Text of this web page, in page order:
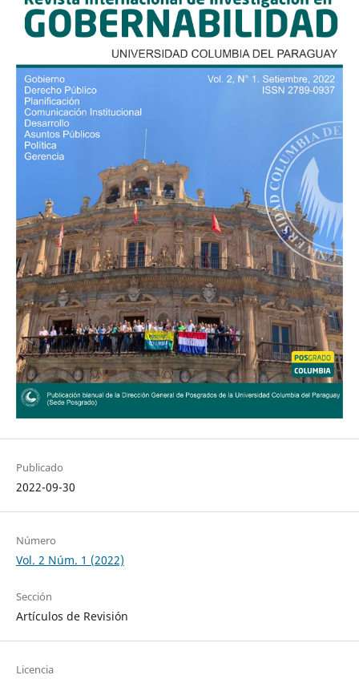
Publicado
2022-09-30
Número
Vol. 2 Núm. 1 (2022)
Sección
Artículos de Revisión
Licencia